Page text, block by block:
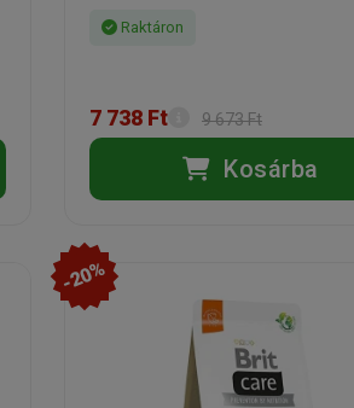
Raktáron
7 738 Ft 9 673 Ft
Kosárba
-20%